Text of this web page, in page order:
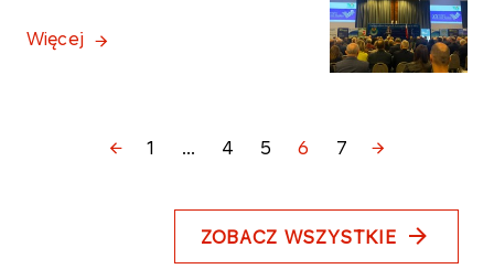
Więcej
1 ... 4 5 6 7
ZOBACZ WSZYSTKIE